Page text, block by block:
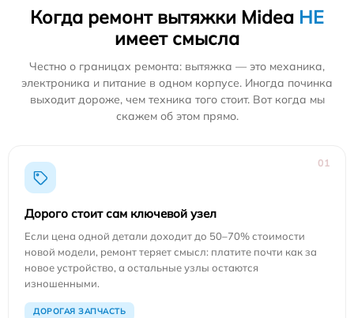
Когда ремонт вытяжки Midea НЕ
имеет смысла
Честно о границах ремонта: вытяжка — это механика,
электроника и питание в одном корпусе. Иногда починка
выходит дороже, чем техника того стоит. Вот когда мы
скажем об этом прямо.
01
Дорого стоит сам ключевой узел
Если цена одной детали доходит до 50–70% стоимости
новой модели, ремонт теряет смысл: платите почти как за
новое устройство, а остальные узлы остаются
изношенными.
ДОРОГАЯ ЗАПЧАСТЬ